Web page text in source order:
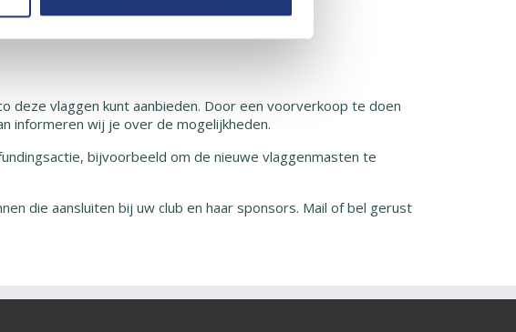
deze vlaggen kunt aanbieden. Door een voorverkoop te doen
informeren wij je over de mogelijkheden.
bijvoorbeeld om de nieuwe vlaggenmasten te
die aansluiten bij uw club en haar sponsors. Mail of bel gerust